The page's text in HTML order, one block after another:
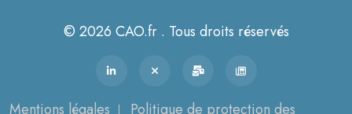
© 2026 CAO.fr . Tous droits réservés
Mentions légales Politique de protection des